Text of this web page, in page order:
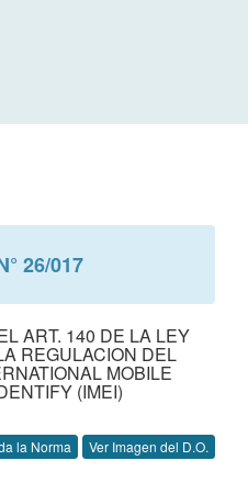
26/017
ART. 140 DE LA LEY
REGULACION DEL
MOBILE
(IMEI)
la Norma Ver Imagen del D.O.